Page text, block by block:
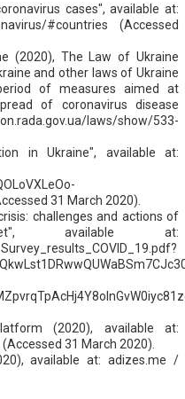
cases", available at:
#countries (Accessed
(2020), The Law of Ukraine
and other laws of Ukraine
of measures aimed at
of coronavirus disease
laws/show/533-
in Ukraine", available at:
31 March 2020).
challenges and actions of
available at:
(2020), available at:
31 March 2020).
available at: adizes.me /